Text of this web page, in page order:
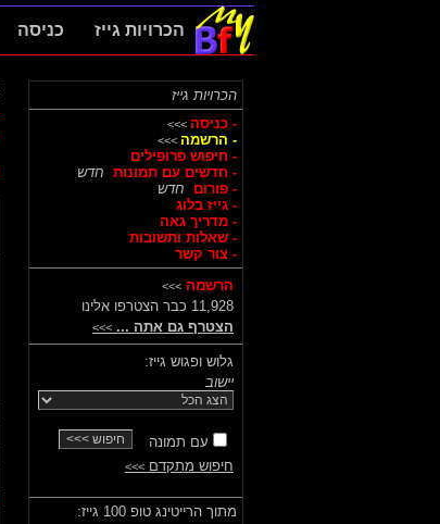
הכרויות גייז כניסה
הכרויות גייז
- כניסה >>>
- הרשמה >>>
- חיפוש פרופילים
- חדשים עם תמונות חדש
- פורום
חדש
- גייז בלוג
- מדריך גאה
- שאלות ותשובות
- צור קשר
הרשמה >>>
11,928 כבר הצטרפו אלינו
הצטרף גם אתה ... >>>
גלוש ופגוש גייז:
יישוב
עם תמונה
חיפוש מתקדם >>>
מתוך הרייטינג טופ 100 גייז: